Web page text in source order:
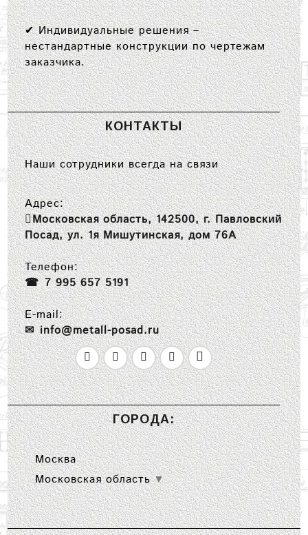
✔Индивидуальные решения–
нестандартные конструкции по чертежам
заказчика.
КОНТАКТЫ
Наши сотрудники всегда на связи
Адрес:
Московская область, 142500, г. Павловский
Посад, ул. 1я Мишутинская, дом 76А
Телефон:
7 995 657 5191
E-mail:
info@metall-posad.ru
ГОРОДА:
Москва
Московская область ▼